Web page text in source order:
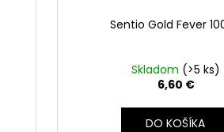
Sentio Gold Fever
Skladom (>5 ks)
6,60 €
DO KOŠÍKA